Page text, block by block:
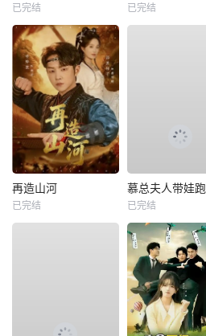
已完结 已完结
再造山河
已完结
慕总夫人带娃跑
已完结